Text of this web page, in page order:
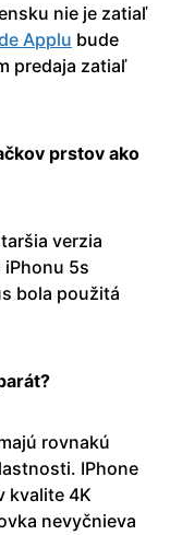
nie je zatiaľ
Applu bude
predaja zatiaľ
prstov ako
verzia
iPhonu 5s
bola použitá
rovnakú
IPhone
kvalite 4K
nevyčnieva